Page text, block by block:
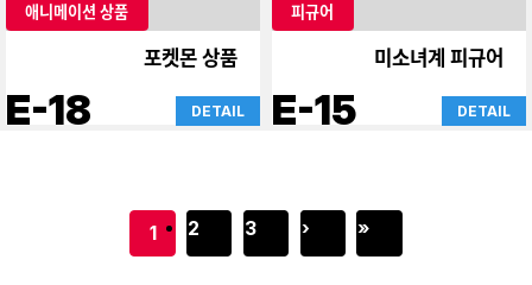
애니메이션 상품
포켓몬 상품
E-18 DETAIL
피규어
미소녀계 피규어
E-15 DETAIL
1 2 3 › »